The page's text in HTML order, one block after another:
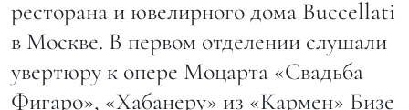
ресторана и ювелирного дома Buccellati
в Москве. В первом отделении слушали
увертюру к опере Моцарта «Свадьба
Фигаро», «Хабанеру» из «Кармен» Бизе